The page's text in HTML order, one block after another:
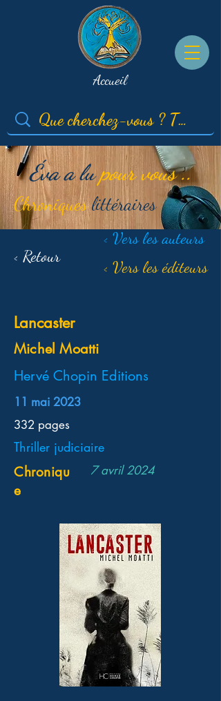
Accueil
Éva a lupour vous ..
Chroniqueslittéraires
< Retour
< Vers les auteurs
< Vers les éditeurs
Lancaster
Michel Moatti
Hervé Chopin Editions
11 mai 2023
332 pages
Thriller judiciaire
Chroniqu
e
7 avril 2024